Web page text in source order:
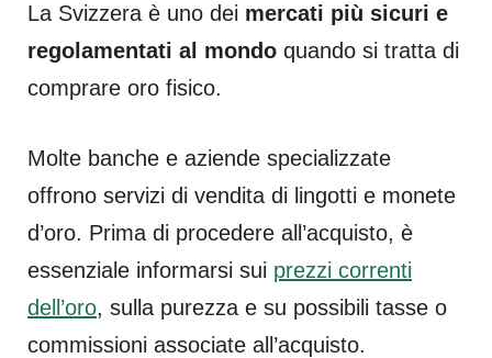
La Svizzera è uno dei mercati più sicuri e
regolamentati al mondo quando si tratta di
comprare oro fisico.
Molte banche e aziende specializzate
offrono servizi di vendita di lingotti e monete
d’oro. Prima di procedere all’acquisto, è
essenziale informarsi sui prezzi correnti
dell’oro, sulla purezza e su possibili tasse o
commissioni associate all’acquisto.